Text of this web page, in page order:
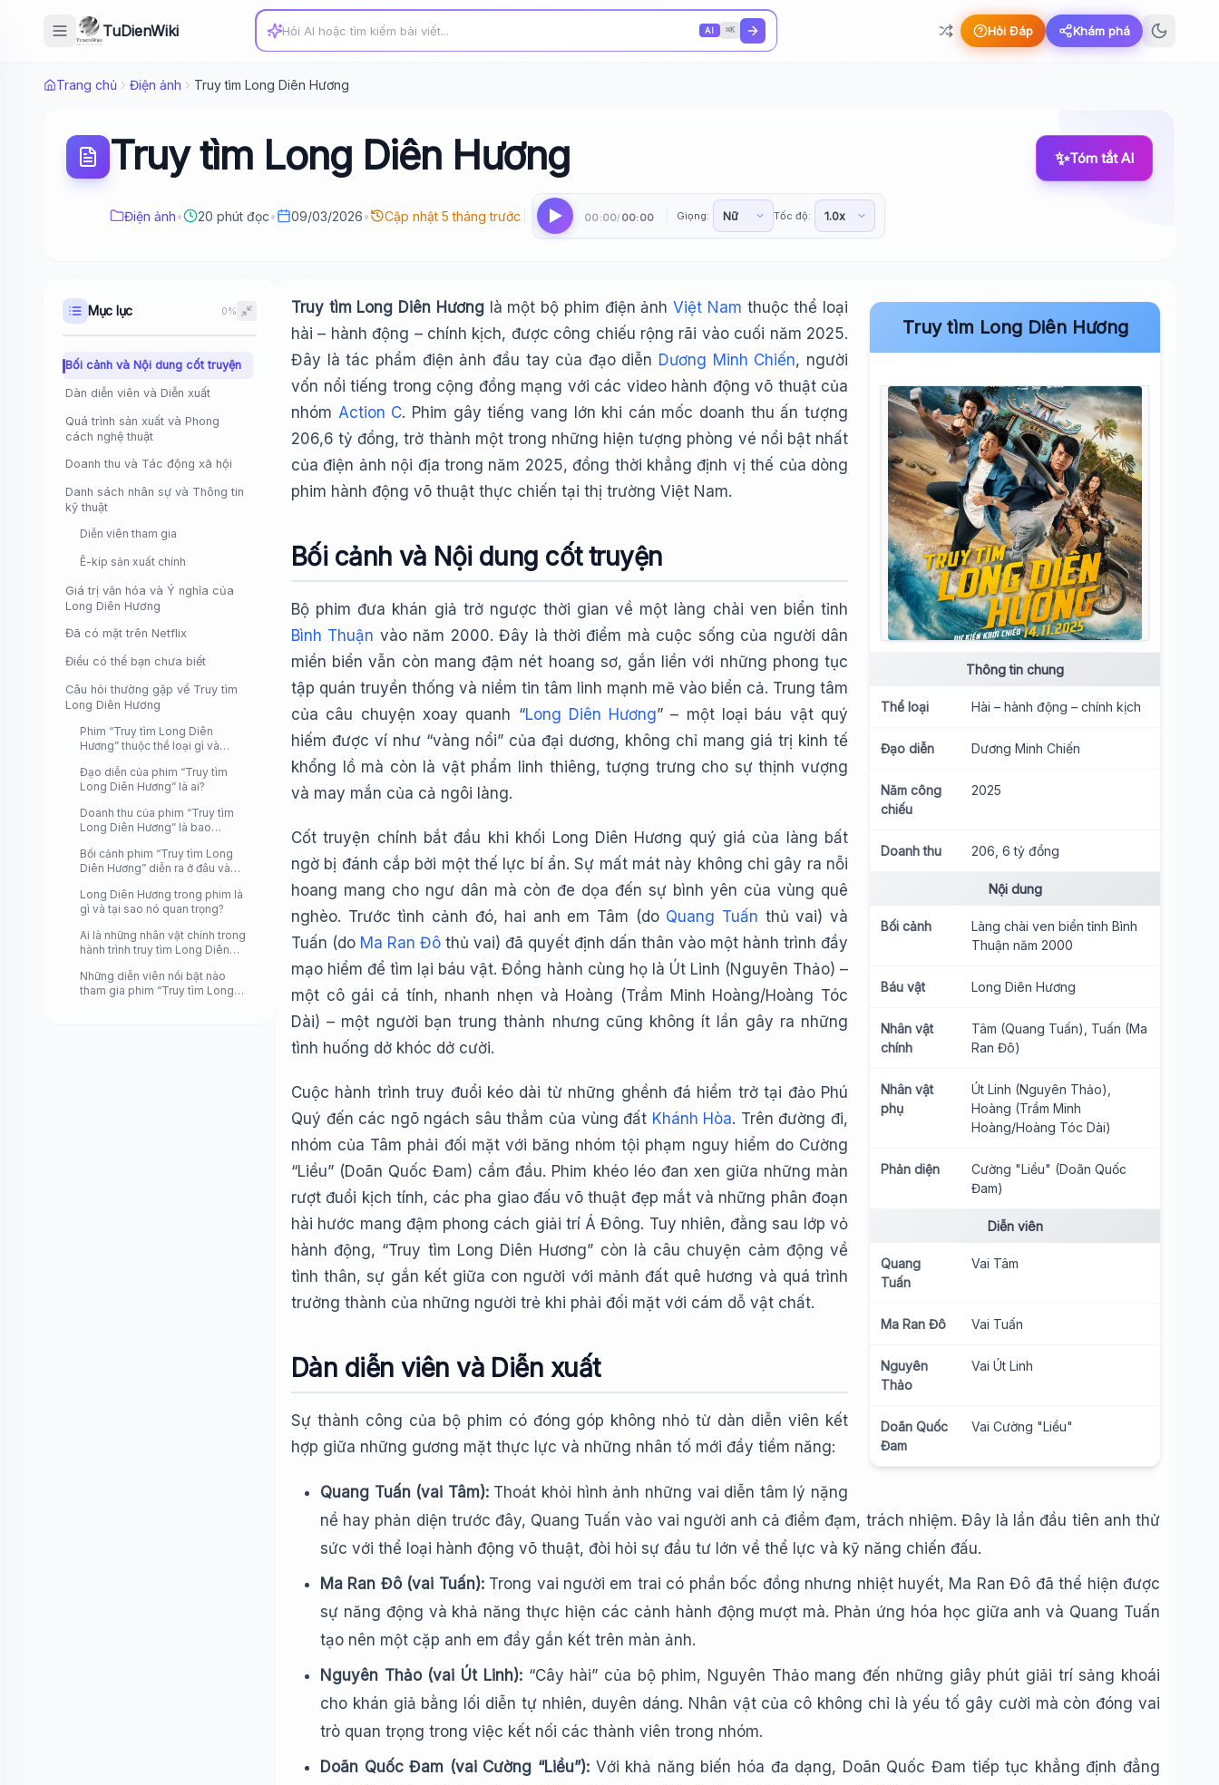
TuDienWiki AI ⌘K Hỏi Đáp Khám phá
Trang chủ Điện ảnh Truy tìm Long Diên Hương
Truy tìm Long Diên Hương
Điện ảnh• 20 phút đọc• 09/03/2026• Cập nhật 5 tháng trước 00:00/ 00:00 Giọng: Tốc độ:
✨Tóm tắt AI
Mục lục 0%
Bối cảnh và Nội dung cốt truyện
Dàn diễn viên và Diễn xuất
Quá trình sản xuất và Phong
cách nghệ thuật
Doanh thu và Tác động xã hội
Danh sách nhân sự và Thông tin
kỹ thuật
Diễn viên tham gia
Ê-kíp sản xuất chính
Giá trị văn hóa và Ý nghĩa của
Long Diên Hương
Đã có mặt trên Netflix
Điều có thể bạn chưa biết
Câu hỏi thường gặp về Truy tìm
Long Diên Hương
Phim “Truy tìm Long Diên
Hương” thuộc thể loại gì và
Đạo diễn của phim “Truy tìm
Long Diên Hương” là ai?
Doanh thu của phim “Truy tìm
Long Diên Hương” là bao
Bối cảnh phim “Truy tìm Long
Diên Hương” diễn ra ở đâu và
Long Diên Hương trong phim là
gì và tại sao nó quan trọng?
Ai là những nhân vật chính trong
hành trình truy tìm Long Diên
Những diễn viên nổi bật nào
tham gia phim “Truy tìm Long
Truy tìm Long Diên Hương
Thông tin chung
Thể loại Hài – hành động – chính kịch
Đạo diễn Dương Minh Chiến
Năm công
chiếu
2025
Doanh thu 206, 6 tỷ đồng
Nội dung
Bối cảnh
Làng chài ven biển tỉnh Bình
Thuận năm 2000
Báu vật Long Diên Hương
Nhân vật
chính
Tâm (Quang Tuấn), Tuấn (Ma
Ran Đô)
Nhân vật
phụ
Út Linh (Nguyên Thảo),
Hoàng (Trầm Minh
Hoàng/Hoàng Tóc Dài)
Phản diện
Cường "Liều" (Doãn Quốc
Đam)
Diễn viên
Quang
Tuấn
Vai Tâm
Ma Ran Đô Vai Tuấn
Nguyên
Thảo
Vai Út Linh
Doãn Quốc
Đam
Vai Cường "Liều"
Truy tìm Long Diên Hươnglà một bộ phim điện ảnhViệt Nam thuộc thể loại
hài – hành động – chính kịch, được công chiếu rộng rãi vào cuối năm 2025.
Đây là tác phẩm điện ảnh đầu tay của đạo diễn Dương Minh Chiến, người
vốn nổi tiếng trong cộng đồng mạng với các video hành động võ thuật của
nhóm Action C. Phim gây tiếng vang lớn khi cán mốc doanh thu ấn tượng
206,6 tỷ đồng, trở thành một trong những hiện tượng phòng vé nổi bật nhất
của điện ảnh nội địa trong năm 2025, đồng thời khẳng định vị thế của dòng
phim hành động võ thuật thực chiến tại thị trường Việt Nam.
Bối cảnh và Nội dung cốt truyện
Bộ phim đưa khán giả trở ngược thời gian về một làng chài ven biển tỉnh
Bình Thuận vào năm 2000. Đây là thời điểm mà cuộc sống của người dân
miền biển vẫn còn mang đậm nét hoang sơ, gắn liền với những phong tục
tập quán truyền thống và niềm tin tâm linh mạnh mẽ vào biển cả. Trung tâm
của câu chuyện xoay quanh “Long Diên Hương” – một loại báu vật quý
hiếm được ví như “vàng nổi” của đại dương, không chỉ mang giá trị kinh tế
khổng lồ mà còn là vật phẩm linh thiêng, tượng trưng cho sự thịnh vượng
và may mắn của cả ngôi làng.
Cốt truyện chính bắt đầu khi khối Long Diên Hương quý giá của làng bất
ngờ bị đánh cắp bởi một thế lực bí ẩn. Sự mất mát này không chỉ gây ra nỗi
hoang mang cho ngư dân mà còn đe dọa đến sự bình yên của vùng quê
nghèo. Trước tình cảnh đó, hai anh em Tâm (do Quang Tuấn thủ vai) và
Tuấn (do Ma Ran Đô thủ vai) đã quyết định dấn thân vào một hành trình đầy
mạo hiểm để tìm lại báu vật. Đồng hành cùng họ là Út Linh (Nguyên Thảo) –
một cô gái cá tính, nhanh nhẹn và Hoàng (Trầm Minh Hoàng/Hoàng Tóc
Dài) – một người bạn trung thành nhưng cũng không ít lần gây ra những
tình huống dở khóc dở cười.
Cuộc hành trình truy đuổi kéo dài từ những ghềnh đá hiểm trở tại đảo Phú
Quý đến các ngõ ngách sâu thẳm của vùng đất Khánh Hòa. Trên đường đi,
nhóm của Tâm phải đối mặt với băng nhóm tội phạm nguy hiểm do Cường
“Liều” (Doãn Quốc Đam) cầm đầu. Phim khéo léo đan xen giữa những màn
rượt đuổi kịch tính, các pha giao đấu võ thuật đẹp mắt và những phân đoạn
hài hước mang đậm phong cách giải trí Á Đông. Tuy nhiên, đằng sau lớp vỏ
hành động, “Truy tìm Long Diên Hương” còn là câu chuyện cảm động về
tình thân, sự gắn kết giữa con người với mảnh đất quê hương và quá trình
trưởng thành của những người trẻ khi phải đối mặt với cám dỗ vật chất.
Dàn diễn viên và Diễn xuất
Sự thành công của bộ phim có đóng góp không nhỏ từ dàn diễn viên kết
hợp giữa những gương mặt thực lực và những nhân tố mới đầy tiềm năng:
Quang Tuấn (vai Tâm):Thoát khỏi hình ảnh những vai diễn tâm lý nặng
nề hay phản diện trước đây, Quang Tuấn vào vai người anh cả điềm đạm, trách nhiệm. Đây là lần đầu tiên anh thử
sức với thể loại hành động võ thuật, đòi hỏi sự đầu tư lớn về thể lực và kỹ năng chiến đấu.
Ma Ran Đô (vai Tuấn):Trong vai người em trai có phần bốc đồng nhưng nhiệt huyết, Ma Ran Đô đã thể hiện được
sự năng động và khả năng thực hiện các cảnh hành động mượt mà. Phản ứng hóa học giữa anh và Quang Tuấn
tạo nên một cặp anh em đầy gắn kết trên màn ảnh.
Nguyên Thảo (vai Út Linh):“Cây hài” của bộ phim, Nguyên Thảo mang đến những giây phút giải trí sảng khoái
cho khán giả bằng lối diễn tự nhiên, duyên dáng. Nhân vật của cô không chỉ là yếu tố gây cười mà còn đóng vai
trò quan trọng trong việc kết nối các thành viên trong nhóm.
Doãn Quốc Đam (vai Cường “Liều”): Với khả năng biến hóa đa dạng, Doãn Quốc Đam tiếp tục khẳng định đẳng